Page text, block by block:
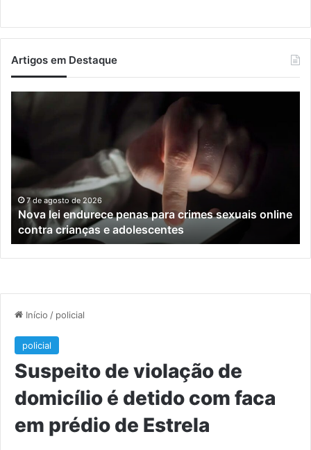
Artigos em Destaque
para
crimes
sexuais
online
contra
crianças
e
adolescentes
7 de agosto de 2026
Nova lei endurece penas para crimes sexuais online
contra crianças e adolescentes